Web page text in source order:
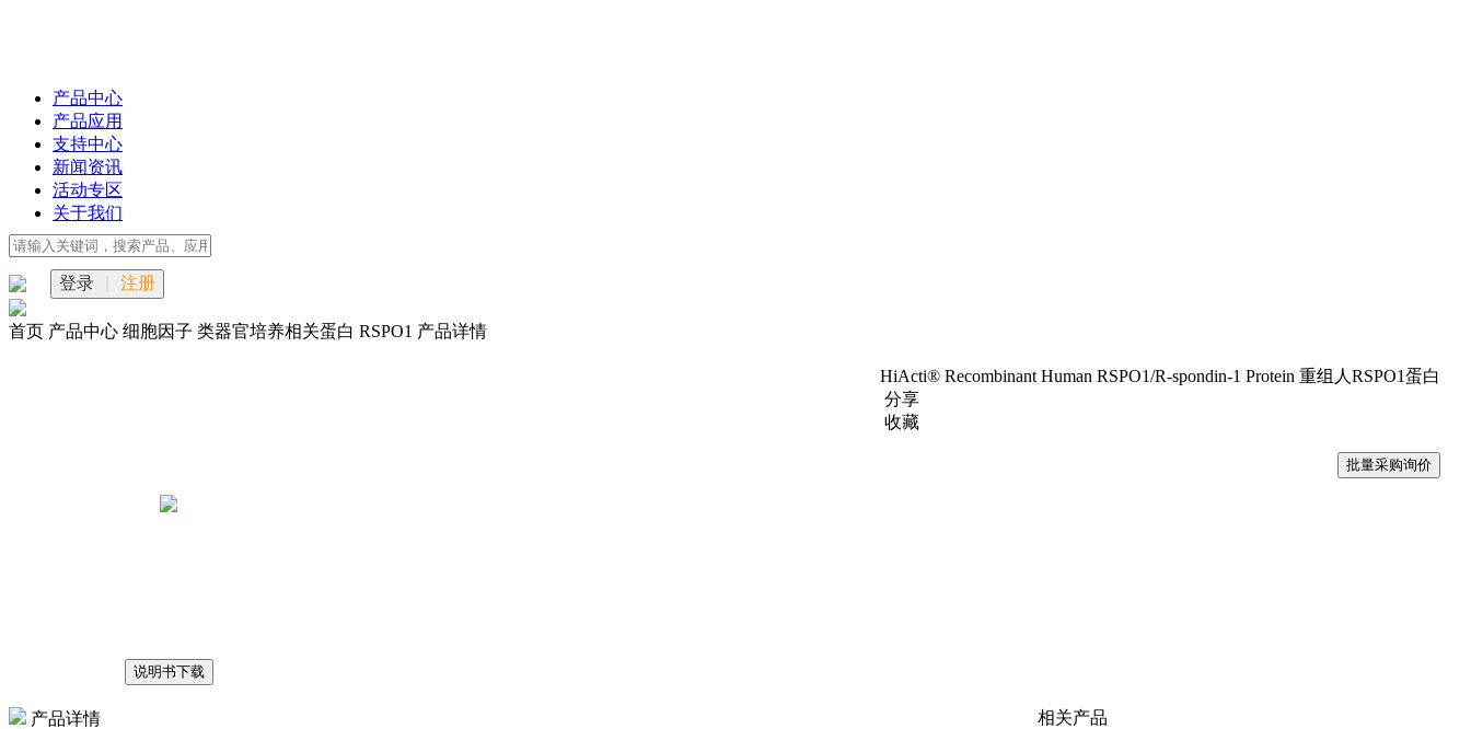
产品中心
产品应用
支持中心
新闻资讯
活动专区
关于我们
登录 注册
首页 产品中心 细胞因子 类器官培养相关蛋白 RSPO1 产品详情
说明书下载
HiActi® Recombinant Human RSPO1/R-spondin-1 Protein 重组人RSPO1蛋白
分享
收藏
批量采购询价
产品详情
相关产品